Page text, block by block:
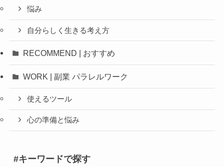
悩み
自分らしく生きる考え方
RECOMMEND | おすすめ
WORK | 副業 パラレルワーク
使えるツール
心の準備と悩み
#キーワードで探す